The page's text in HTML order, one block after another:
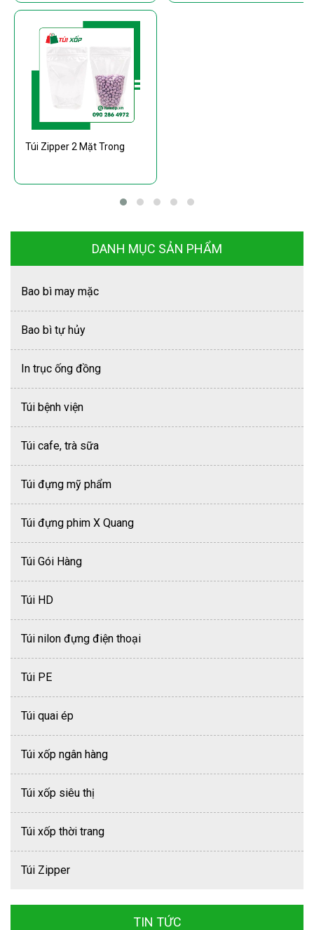
Túi Zipper 2 Mặt Trong
DANH MỤC SẢN PHẨM
Bao bì may mặc
Bao bì tự hủy
In trục ống đồng
Túi bệnh viện
Túi cafe, trà sữa
Túi đựng mỹ phẩm
Túi đựng phim X Quang
Túi Gói Hàng
Túi HD
Túi nilon đựng điện thoại
Túi PE
Túi quai ép
Túi xốp ngân hàng
Túi xốp siêu thị
Túi xốp thời trang
Túi Zipper
TIN TỨC